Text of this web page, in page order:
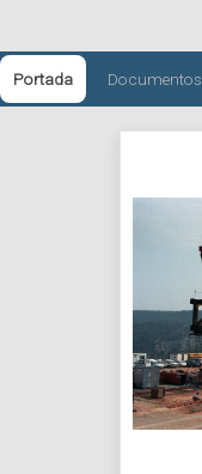
Portada Documentos